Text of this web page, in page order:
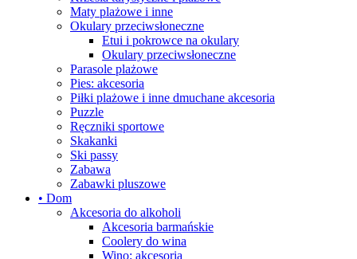
Maty plażowe i inne
Okulary przeciwsłoneczne
Etui i pokrowce na okulary
Okulary przeciwsłoneczne
Parasole plażowe
Pies: akcesoria
Piłki plażowe i inne dmuchane akcesoria
Puzzle
Ręczniki sportowe
Skakanki
Ski passy
Zabawa
Zabawki pluszowe
• Dom
Akcesoria do alkoholi
Akcesoria barmańskie
Coolery do wina
Wino: akcesoria